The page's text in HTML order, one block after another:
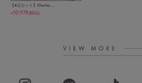
【4点セット】Charles ...
￥10,978(税込)